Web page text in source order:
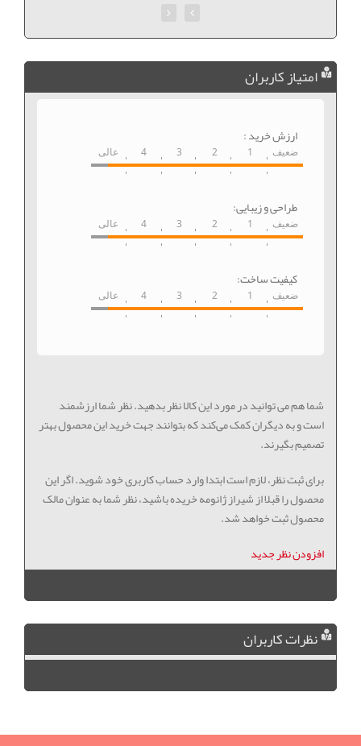
امتیاز کاربران
ارزش خرید :
ضعیف 1
2
3
4 عالی
طراحی و زیبایی:
ضعیف 1
2
3
4 عالی
کیفیت ساخت:
ضعیف 1
2
3
4 عالی
شما هم می توانید در مورد این کالا نظر بدهید. نظر شما ارزشمند
است و به دیگران کمک می‌کند که بتوانند جهت خرید این محصول بهتر
تصمیم بگیرند.
برای ثبت نظر، لازم است ابتدا وارد حساب کاربری خود شوید. اگر این
محصول را قبلا از شیراز ژانومه خریده باشید، نظر شما به عنوان مالک
محصول ثبت خواهد شد.
افزودن نظر جدید
نظرات کاربران